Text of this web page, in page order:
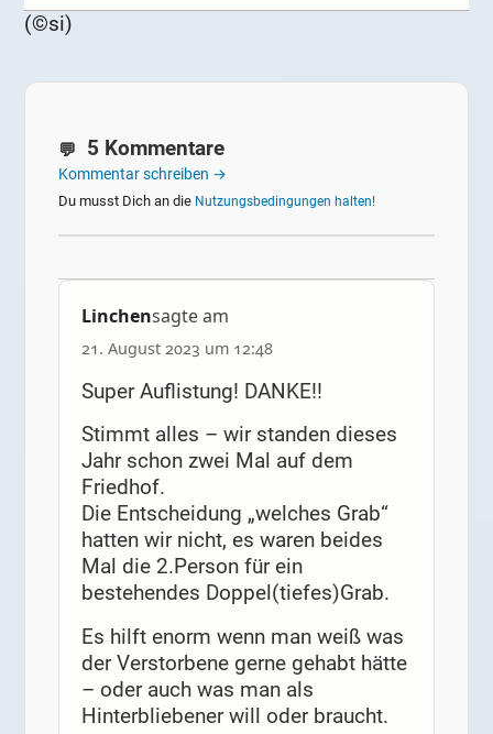
(©si)
5 Kommentare
Kommentar schreiben →
Du musst Dich an die Nutzungsbedingungen halten!
Linchensagte am
21. August 2023 um 12:48
Super Auflistung! DANKE!!
Stimmt alles – wir standen dieses
Jahr schon zwei Mal auf dem
Friedhof.
Die Entscheidung „welches Grab“
hatten wir nicht, es waren beides
Mal die 2.Person für ein
bestehendes Doppel(tiefes)Grab.
Es hilft enorm wenn man weiß was
der Verstorbene gerne gehabt hätte
– oder auch was man als
Hinterbliebener will oder braucht.